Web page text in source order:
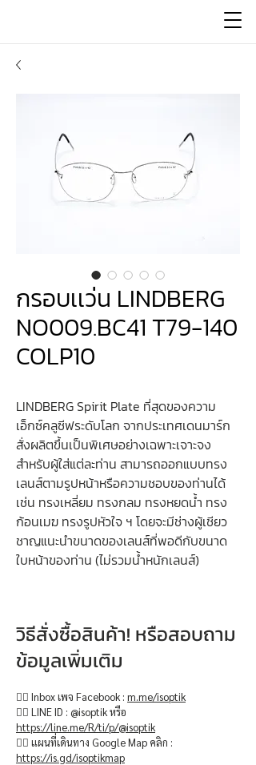
กรอบเเว่น LINDBERG
NO009.BC41 T79-140
COLP10
LINDBERG Spirit Plate ที่สุดของความ
เอ็กซ์คลูซีฟระดับโลก จากประเทศเดนมาร์ก
สั่งผลิตขึ้นเป็นพิเศษอย่างเฉพาะเจาะจง
สำหรับผู้ใส่แต่ละท่าน สามารถออกแบบทรง
เลนส์ตามรูปหน้าหรือความชอบของท่านได้
เช่น ทรงเหลี่ยม ทรงกลม ทรงหยดน้ำ ทรง
ก้อนเมฆ ทรงรูปหัวใจ ฯ โดยจะมีช่างผู้เชียว
ชาญแนะนำขนาดของเลนส์ที่พอดีกับขนาด
ใบหน้าของท่าน (ไม่รวมน้ำหนักเลนส์)
วิธีสั่งซื้อสินค้า! หรือสอบถาม
ข้อมูลเพิ่มเติม
👉🏻 Inbox เพจ Facebook : m.me/isoptik
👉🏻 LINE ID : @isoptik หรือ
https://line.me/R/ti/p/@isoptik
👉🏻 แผนที่เดินทาง Google Map คลิก :
https://is.gd/isoptikmap